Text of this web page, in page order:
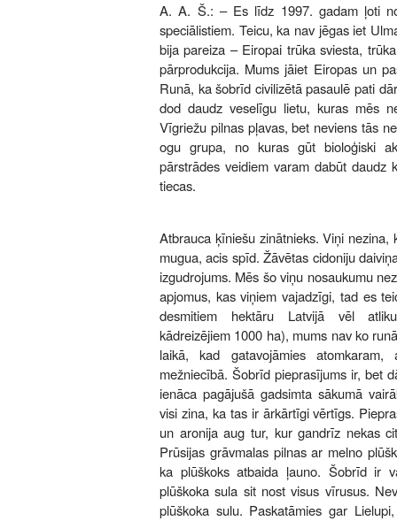
A. A. Š.: – Es līdz 1997. gadam ļoti
speciālistiem. Teicu, ka nav jēgas iet
bija pareiza – Eiropai trūka sviesta,
pārprodukcija. Mums jāiet Eiropas un
Runā, ka šobrīd civilizētā pasaulē pati
dod daudz veselīgu lietu, kuras mēs
Vīgriežu pilnas pļavas, bet neviens tās
ogu grupa, no kuras gūt bioloģiski
pārstrādes veidiem varam dabūt daudz
tiecas.
Atbrauca ķīniešu zinātnieks. Viņi
mugua, acis spīd. Žāvētas cidoniju
izgudrojums. Mēs šo viņu nosaukumu
apjomus, kas viņiem vajadzīgi, tad es
desmitiem hektāru Latvijā vēl
kādreizējiem 1000 ha), mums nav ko
laikā, kad gatavojāmies
mežniecībā. Šobrīd pieprasījums ir, bet
ienāca pagājušā gadsimta sākumā
visi zina, ka tas ir ārkārtīgi vērtīgs.
un aronija aug tur, kur gandrīz nekas
Prūsijas grāvmalas pilnas ar melno
ka plūškoks atbaida ļauno. Šobrīd ir
plūškoka sula sit nost visus vīrusus.
plūškoka sulu. Paskatāmies gar